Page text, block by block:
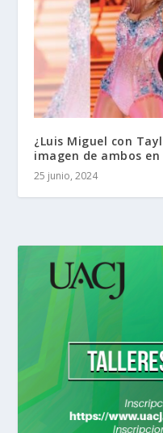
¿Luis Miguel con
imagen de ambos
25 junio, 2024